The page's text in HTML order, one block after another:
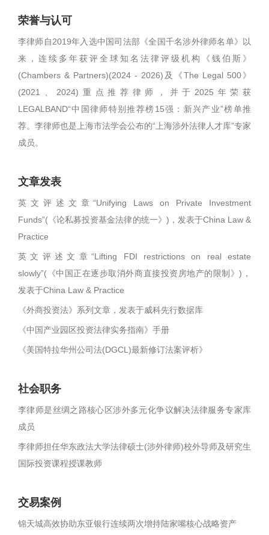
荣誉与认可
李律师自2019年入选中国司法部《全国千名涉外律师名单》以
来，连续多年获评全球知名法律评级机构《钱伯斯》
(Chambers & Partners)(2024 - 2026)及《The Legal 500》
(2021、2024)重点推荐律师，并于2025年荣获
LEGALBAND“中国律师特别推荐榜15强：新兴产业”榜单推
荐。李律师也是上海市法学会公布的“上海涉外法律人才库”专家
成员。
文章发表
英文评述文章“Unifying Laws on Private Investment
Funds”(《论私募投资基金法律的统一》)，发表于China Law &
Practice
英文评述文章“Lifting FDI restrictions on real estate
slowly”(《中国正在逐步取消外商直接投资房地产的限制》)，
发表于China Law & Practice
《外商投资法》系列文章，发表于威科先行数据库
《中国产业园区投资法律实务指南》手册
《美国特拉华州公司法(DGCL)最新修订法案评析》
社会职务
李律师是丝绸之路核心区涉外多元化争议解决法律服务专家库
成员
李律师担任华东政法大学法律硕士(涉外律师)校外导师及研究生
国际投资课程授课教师
交易案例
锦天城高效协助东亚银行连续两次增持陆家嘴核心战略资产